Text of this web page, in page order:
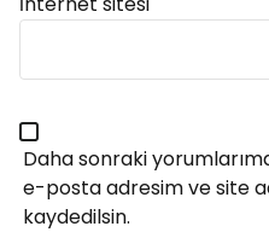
Daha sonraki
e-posta adresim ve site
kaydedilsin.